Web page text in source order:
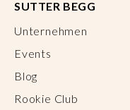
SUTTER BEGG
Unternehmen
Events
Blog
Rookie Club